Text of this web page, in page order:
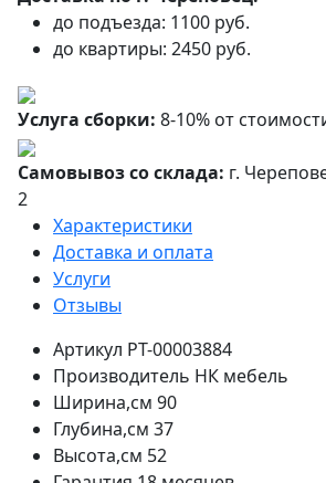
до подъезда: 1100 руб.
до квартиры: 2450 руб.
Услуга сборки: 8-10% от
Самовывоз со склада: г.
2
Характеристики
Доставка и оплата
Услуги
Отзывы
Артикул РТ-00003884
Производитель НК мебель
Ширина,см 90
Глубина,см 37
Высота,см 52